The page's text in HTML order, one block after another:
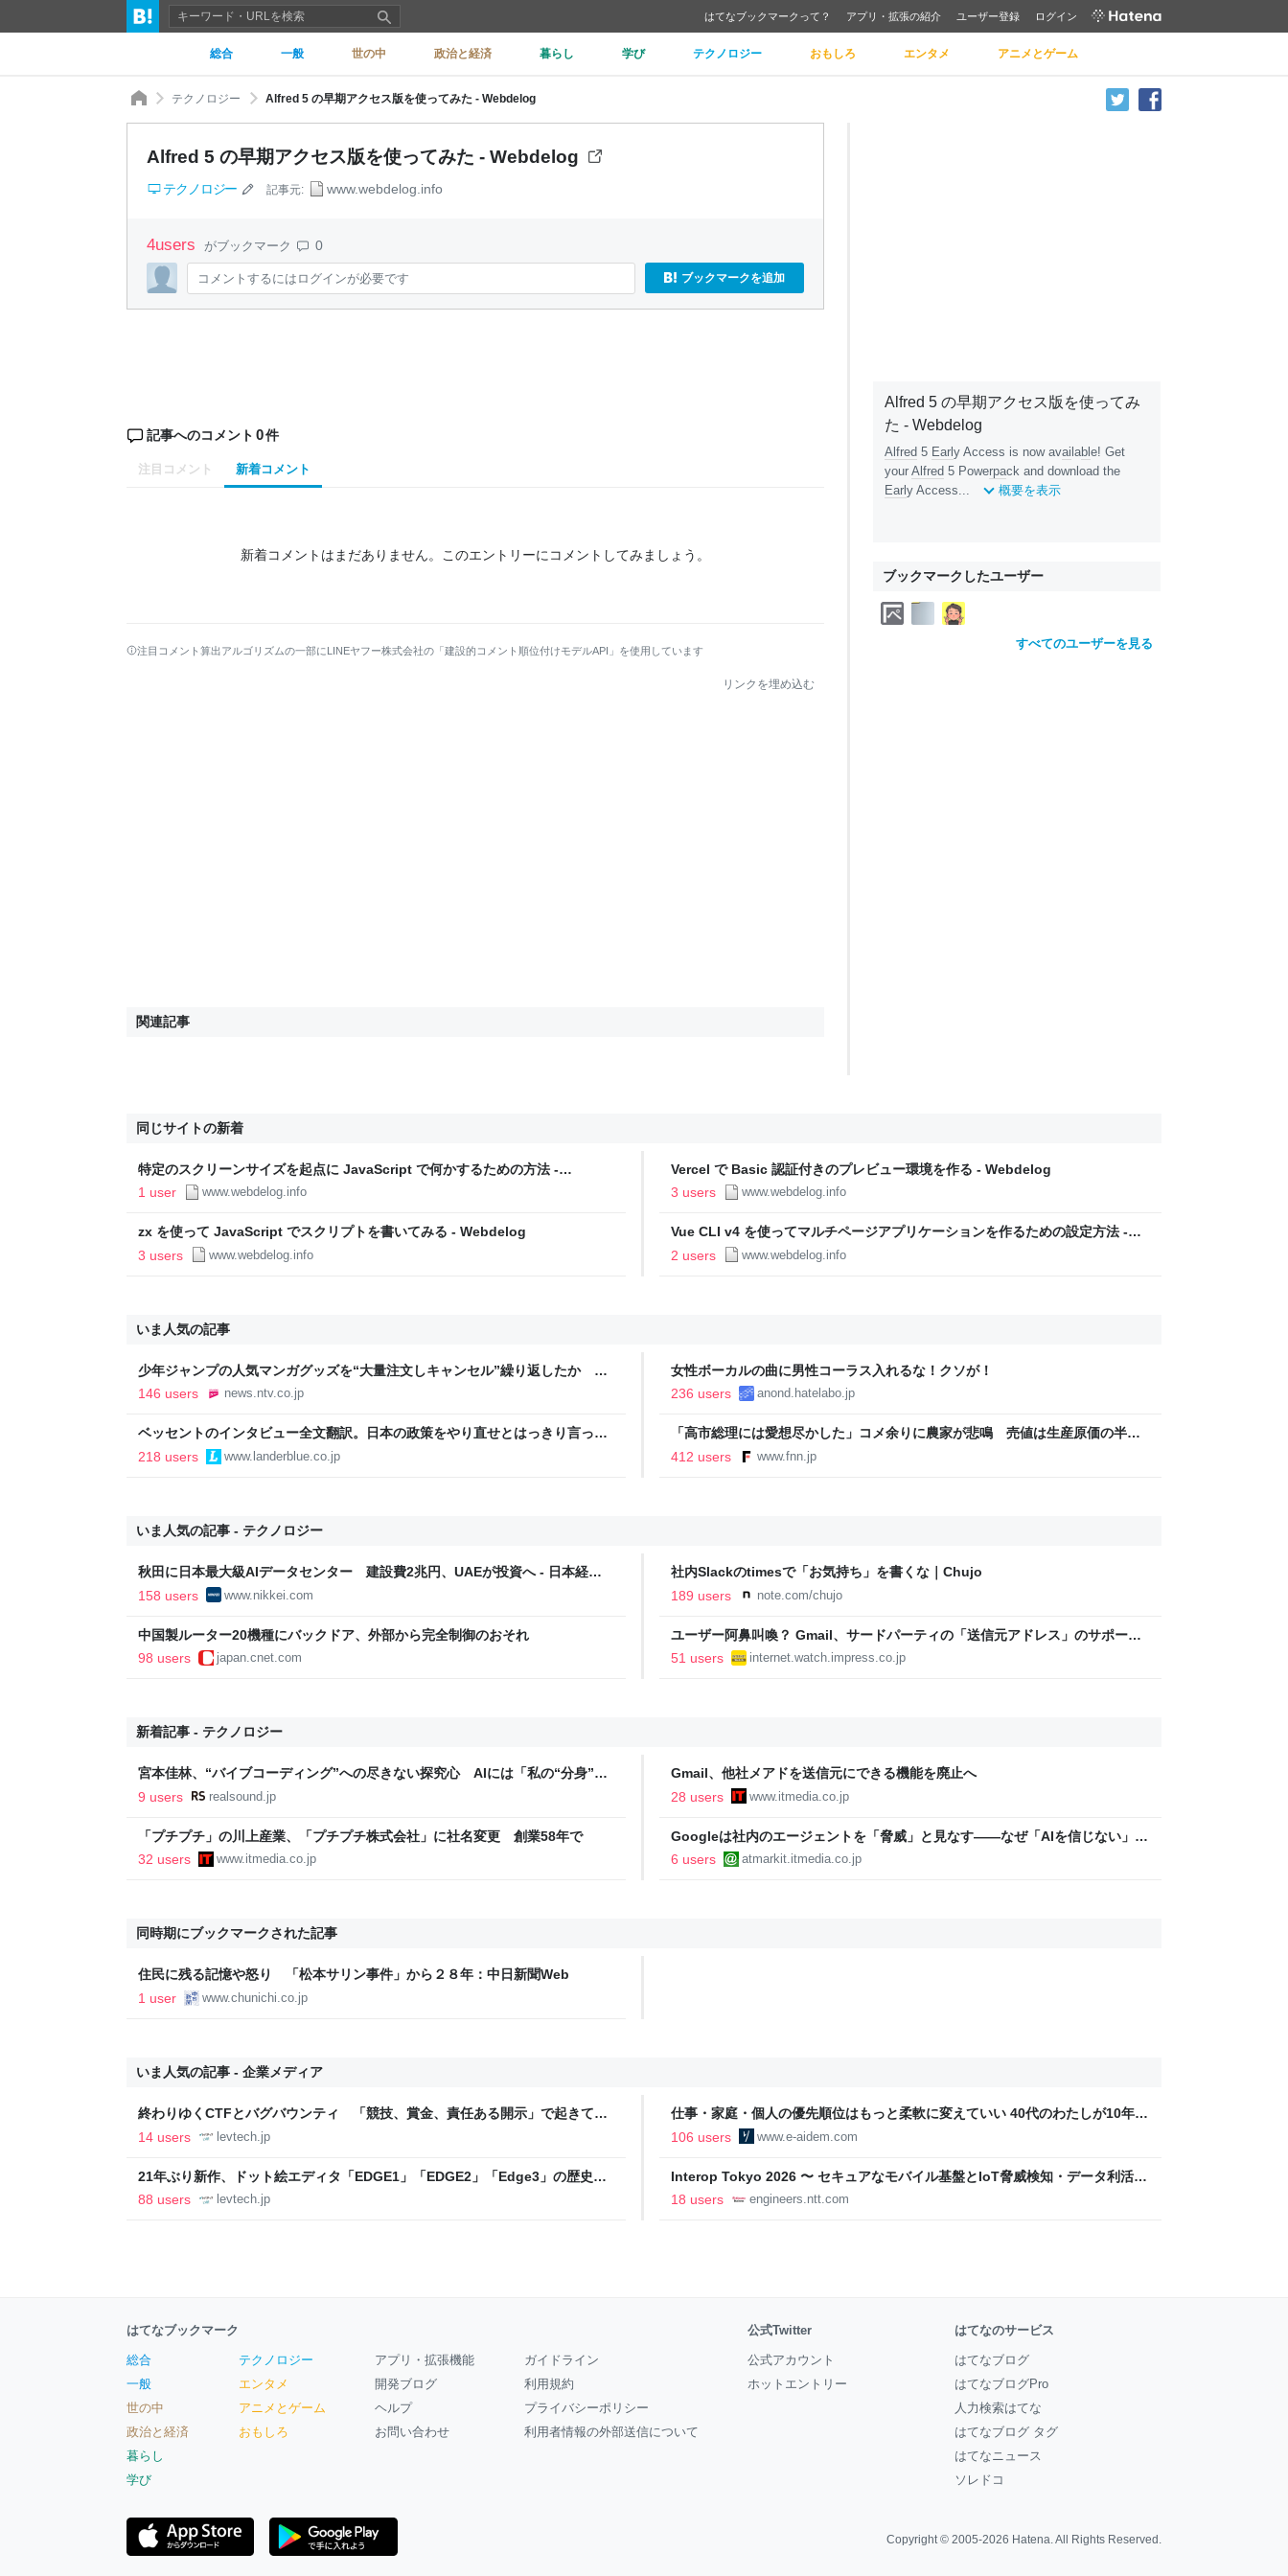
はてなブックマークって？ アプリ・拡張の紹介 ユーザー登録 ログイン
総合 一般 世の中 政治と経済 暮らし 学び テクノロジー おもしろ エンタメ アニメとゲーム
テクノロジー Alfred 5 の早期アクセス版を使ってみた - Webdelog
Alfred 5 の早期アクセス版を使ってみた - Webdelog
テクノロジー 記事元: www.webdelog.info
4users がブックマーク 0
コメントするにはログインが必要です ブックマークを追加
記事へのコメント 0件
注目コメント 新着コメント
新着コメントはまだありません。 このエントリーにコメントしてみましょう。
注目コメント算出アルゴリズムの一部にLINEヤフー株式会社の「建設的コメント順位付けモデルAPI」を使用しています
リンクを埋め込む
関連記事
Alfred 5 の早期アクセス版を使ってみ
た - Webdelog
Alfred 5 Earl y Access is now avai labl e! Get
your Alfred 5 Powerpack and download the
Earl y Access... 概要を表示
ブックマークしたユーザー
すべてのユーザーを見る
同じサイトの新着
特定のスクリーンサイズを起点に JavaScript で何かするための方法 -
Webdelog
1 user www.webdelog.info
Vercel で Basic 認証付きのプレビュー環境を作る - Webdelog
3 users
www.webdelog.info
zx を使って JavaScript でスクリプトを書いてみる - Webdelog
3 users
www.webdelog.info
Vue CLI v4 を使ってマルチページアプリケーションを作るための設定方法 -
Webdelog
2 users www.webdelog.info
いま人気の記事
少年ジャンプの人気マンガグッズを“大量注文しキャンセル”繰り返したか 女
逮捕 総額43億円以上（2026年8月6日掲載）｜日テレNEWS NNN
146 users news.ntv.co.jp
女性ボーカルの曲に男性コーラス入れるな！クソが！
236 users
anond.hatelabo.jp
ベッセントのインタビュー全文翻訳。日本の政策をやり直せとはっきり言って
いる
218 users www.landerblue.co.jp
「高市総理には愛想尽かした」コメ余りに農家が悲鳴 売値は生産原価の半分
以下に…肥料代や燃料代は高騰「今年でやめる」農家も｜FNNプライムオンラ
412 users www.fnn.jp
いま人気の記事 - テクノロジー
秋田に日本最大級AIデータセンター 建設費2兆円、UAEが投資へ - 日本経済
新聞
158 users www.nikkei.com
社内Slackのtimesで「お気持ち」を書くな｜Chujo
189 users
note.com/chujo
中国製ルーター20機種にバックドア、外部から完全制御のおそれ
98 users
japan.cnet.com
ユーザー阿鼻叫喚？ Gmail、サードパーティの「送信元アドレス」のサポート
を打ち切りへ【やじうまWatch】
51 users internet.watch.impress.co.jp
新着記事 - テクノロジー
宮本佳林、“バイブコーディング”への尽きない探究心 AIには「私の“分身”に
なってほしい」
9 users realsound.jp
Gmail、他社メアドを送信元にできる機能を廃止へ
28 users
www.itmedia.co.jp
「プチプチ」の川上産業、「プチプチ株式会社」に社名変更 創業58年で
32 users
www.itmedia.co.jp
Googleは社内のエージェントを「脅威」と見なす――なぜ「AIを信じない」の
か？
6 users atmarkit.itmedia.co.jp
同時期にブックマークされた記事
住民に残る記憶や怒り 「松本サリン事件」から２８年：中日新聞Web
1 user
www.chunichi.co.jp
いま人気の記事 - 企業メディア
終わりゆくCTFとバグバウンティ 「競技、賞金、責任ある開示」で起きてい
ること【フォーカス】 - レバテックLAB
14 users levtech.jp
仕事・家庭・個人の優先順位はもっと柔軟に変えていい 40代のわたしが10年後
の自分に伝えたいこと - りっすん by イーアイデム
106 users www.e-aidem.com
21年ぶり新作、ドット絵エディタ「EDGE1」「EDGE2」「Edge3」の歴史に
ついて作者に聞く【フォーカス】 - レバテックLAB
88 users levtech.jp
Interop Tokyo 2026 〜 セキュアなモバイル基盤とIoT脅威検知・データ利活用
への取り組み 〜 - NTT docomo Business Engineers' Blog
18 users engineers.ntt.com
はてなブックマーク
総合
一般
世の中
政治と経済
暮らし
学び
テクノロジー
エンタメ
アニメとゲーム
おもしろ
アプリ・拡張機能
開発ブログ
ヘルプ
お問い合わせ
ガイドライン
利用規約
プライバシーポリシー
利用者情報の外部送信について
公式Twitter
公式アカウント
ホットエントリー
はてなのサービス
はてなブログ
はてなブログPro
人力検索はてな
はてなブログ タグ
はてなニュース
ソレドコ
Copyright © 2005-2026 Hatena. All Rights Reserved.